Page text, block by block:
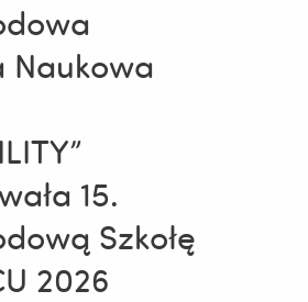
Naukowa
15.
Szkołę
2026